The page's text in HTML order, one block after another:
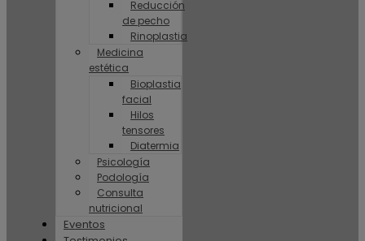
Reducción
de pecho
Rinoplastia
Medicina
estética
Bioplastia
facial
Hilos
tensores
Diatermia
Psicología
Podología
Consulta
nutricional
Eventos